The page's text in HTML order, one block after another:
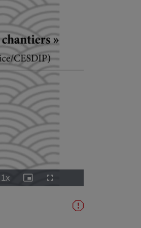
1xVitesse
de
Image
dans
Plein
écran